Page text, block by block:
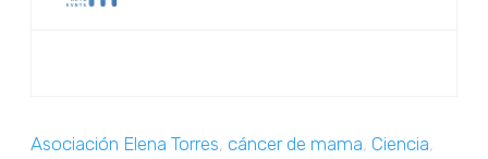
Asociación Elena Torres,cáncer de mama,Ciencia,